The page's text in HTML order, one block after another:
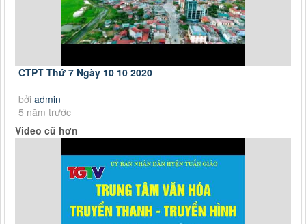
CTPT Thứ 7 Ngày 10 10 2020
bởi admin
5 năm trước
Video cũ hơn